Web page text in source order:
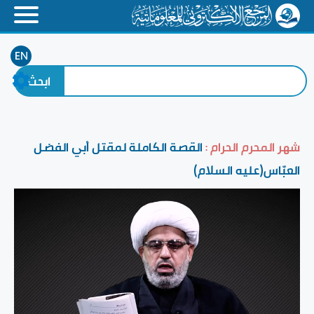
EN
شهر المحرم الحرام :القصة الكاملة لمقتل أبي الفضل
العبّاس(عليه السلام)